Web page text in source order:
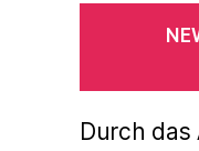
Durch